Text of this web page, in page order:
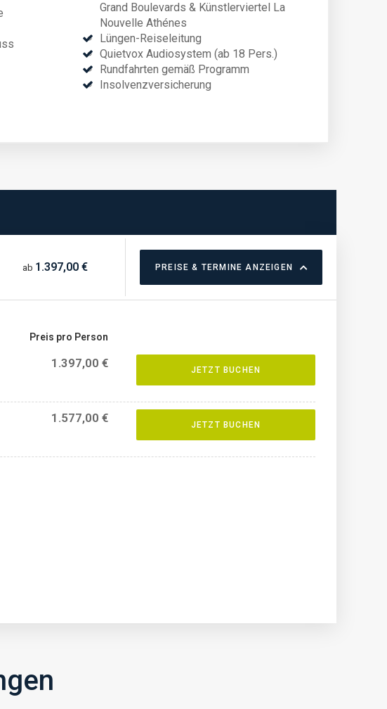
Grand Boulevards & Künstlerviertel La
Nouvelle Athénes
Lüngen-Reiseleitung
Quietvox Audiosystem (ab 18 Pers.)
Rundfahrten gemäß Programm
Insolvenzversicherung
ab 1.397,00 € PREISE & TERMINE ANZEIGEN
Preis pro Person
1.397,00 € JETZT BUCHEN
1.577,00 € JETZT BUCHEN